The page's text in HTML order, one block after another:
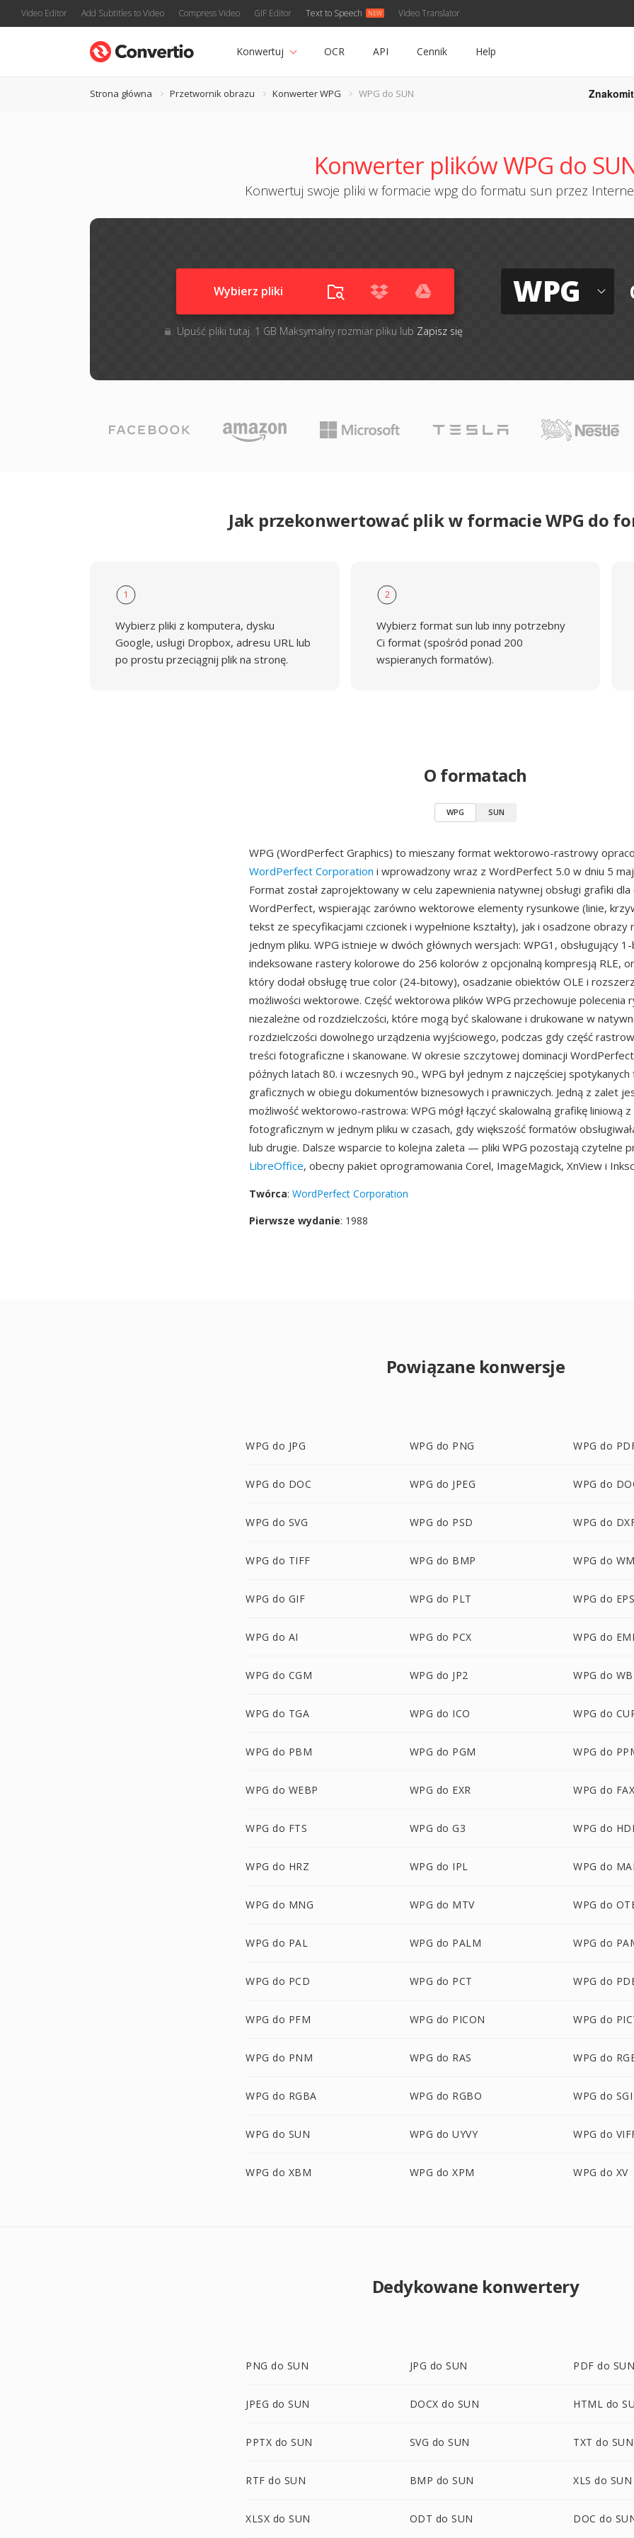
Video Editor Add Subtitles to Video Compress Video GIF Editor Text to Speech Video Translator
Konwertuj OCR API Cennik Help
Strona główna Przetwornik obrazu Konwerter WPG WPG do SUN
Konwerter plików WPG do
Konwertuj swoje pliki w formacie wpg do formatu sun przez
Wybierz pliki
Upuść pliki tutaj. 1 GB Maksymalny rozmiar pliku lub Zapisz się
WPG
Jak przekonwertować plik w formacie WPG do
1
Wybierz pliki z komputera, dysku
Google, usługi Dropbox, adresu URL lub
po prostu przeciągnij plik na stronę.
2
Wybierz format sun lub inny potrzebny
Ci format (spośród ponad 200
wspieranych formatów).
O formatach
WPG SUN
WPG (WordPerfect Graphics) to mieszany format wektorowo-rastrowy
WordPerfect Corporation i wprowadzony wraz z WordPerfect 5.0 w dniu 5
Format został zaprojektowany w celu zapewnienia natywnej obsługi grafiki
WordPerfect, wspierając zarówno wektorowe elementy rysunkowe (linie,
tekst ze specyfikacjami czcionek i wypełnione kształty), jak i osadzone
jednym pliku. WPG istnieje w dwóch głównych wersjach: WPG1, obsługujący
indeksowane rastery kolorowe do 256 kolorów z opcjonalną kompresją RLE,
który dodał obsługę true color (24-bitowy), osadzanie obiektów OLE i
możliwości wektorowe. Część wektorowa plików WPG przechowuje polecenia
niezależne od rozdzielczości, które mogą być skalowane i drukowane w
rozdzielczości dowolnego urządzenia wyjściowego, podczas gdy część
treści fotograficzne i skanowane. W okresie szczytowej dominacji
późnych latach 80. i wczesnych 90., WPG był jednym z najczęściej
graficznych w obiegu dokumentów biznesowych i prawniczych. Jedną z zalet
możliwość wektorowo-rastrowa: WPG mógł łączyć skalowalną grafikę liniową z
fotograficznym w jednym pliku w czasach, gdy większość formatów
lub drugie. Dalsze wsparcie to kolejna zaleta — pliki WPG pozostają czytelne
LibreOffice, obecny pakiet oprogramowania Corel, ImageMagick, XnView i
Twórca: WordPerfect Corporation
Pierwsze wydanie: 1988
Powiązane konwersje
WPG do JPG WPG do PNG WPG do
WPG do DOC WPG do JPEG WPG do
WPG do SVG WPG do PSD WPG do
WPG do TIFF WPG do BMP WPG do
WPG do GIF WPG do PLT WPG do EPS
WPG do AI WPG do PCX WPG do
WPG do CGM WPG do JP2 WPG do
WPG do TGA WPG do ICO WPG do
WPG do PBM WPG do PGM WPG do
WPG do WEBP WPG do EXR WPG do FAX
WPG do FTS WPG do G3 WPG do
WPG do HRZ WPG do IPL WPG do
WPG do MNG WPG do MTV WPG do
WPG do PAL WPG do PALM WPG do
WPG do PCD WPG do PCT WPG do
WPG do PFM WPG do PICON WPG do
WPG do PNM WPG do RAS WPG do
WPG do RGBA WPG do RGBO WPG do SGI
WPG do SUN WPG do UYVY WPG do
WPG do XBM WPG do XPM WPG do XV
Dedykowane konwertery
PNG do SUN JPG do SUN PDF do SUN
JPEG do SUN DOCX do SUN HTML do
PPTX do SUN SVG do SUN TXT do SUN
RTF do SUN BMP do SUN XLS do SUN
XLSX do SUN ODT do SUN DOC do